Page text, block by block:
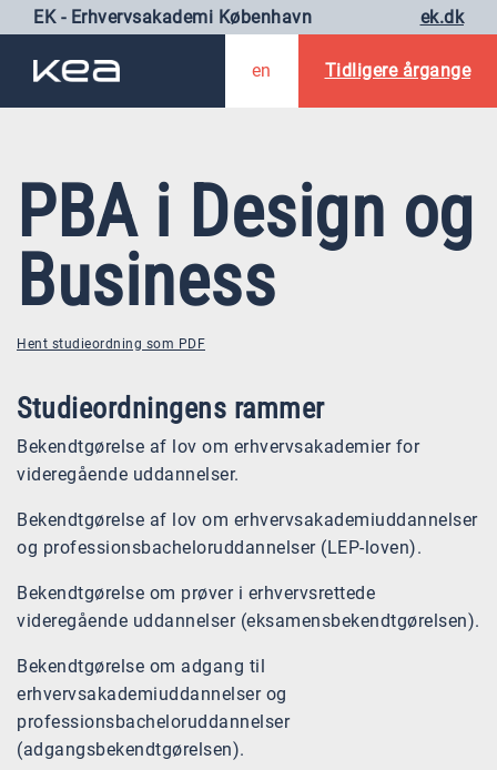
EK - Erhvervsakademi København ek.dk
en Tidligere årgange
PBA i Design og
Business
Hent studieordning som PDF
Studieordningens rammer
Bekendtgørelse af lov om erhvervsakademier for
videregående uddannelser.
Bekendtgørelse af lov om erhvervsakademiuddannelser
og professionsbacheloruddannelser (LEP-loven).
Bekendtgørelse om prøver i erhvervsrettede
videregående uddannelser (eksamensbekendtgørelsen).
Bekendtgørelse om adgang til
erhvervsakademiuddannelser og
professionsbacheloruddannelser
(adgangsbekendtgørelsen).